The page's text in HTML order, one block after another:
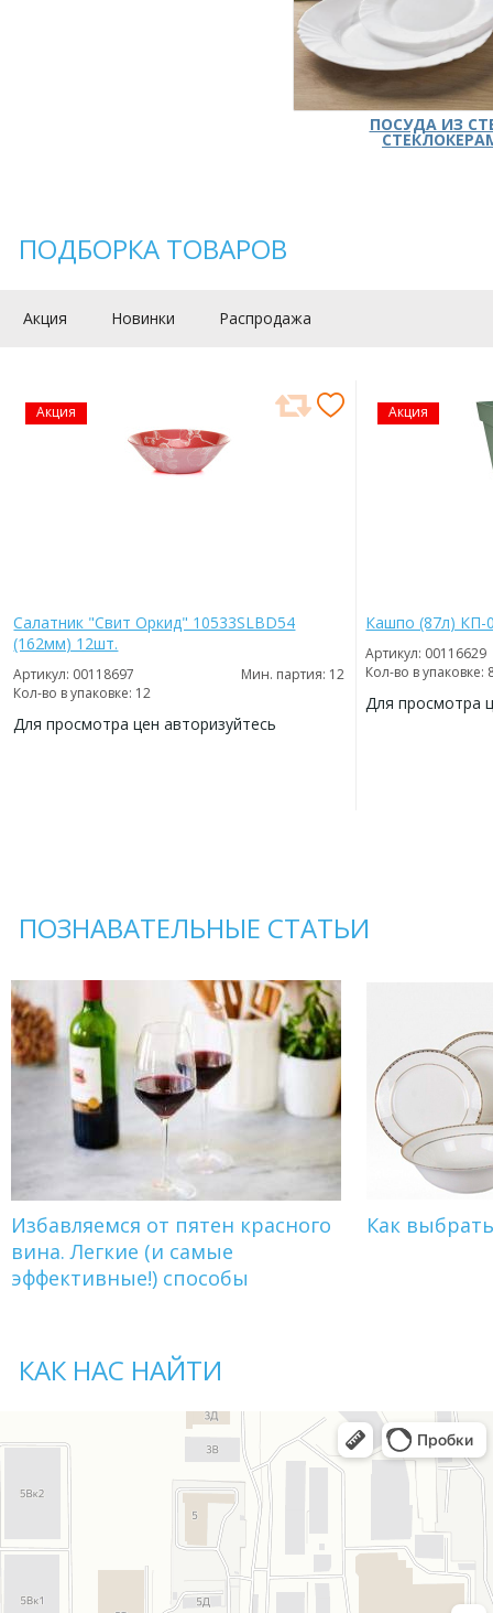
ПОСУДА ИЗ
ПОДБОРКА ТОВАРОВ
Акция Новинки Распродажа
Акция
Салатник "Свит Оркид" 10533SLBD54
(162мм) 12шт.
Артикул: 00118697
Мин. партия: 12
Кол-во в упаковке: 12
Для просмотра цен авторизуйтесь
Акция
Кашпо (87л) КП-
Артикул: 00116629
Кол-во в упаковке:
Для просмотра
ПОЗНАВАТЕЛЬНЫЕ СТАТЬИ
Избавляемся от пятен красного
вина. Легкие (и самые
эффективные!) способы
Как
КАК НАС НАЙТИ